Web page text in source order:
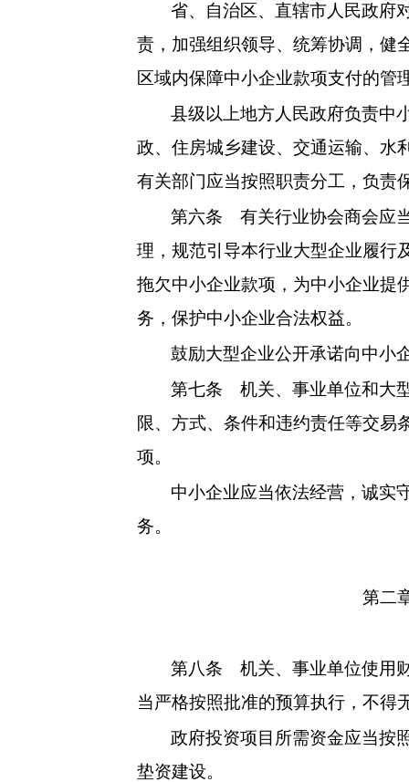
省、自治区、直辖市人民政府
责，加强组织领导、统筹协调，健
区域内保障中小企业款项支付的管
县级以上地方人民政府负责中
政、住房城乡建设、交通运输、水
有关部门应当按照职责分工，负责
第六条 有关行业协会商会应
理，规范引导本行业大型企业履行
拖欠中小企业款项，为中小企业提
务，保护中小企业合法权益。
鼓励大型企业公开承诺向中小
第七条 机关、事业单位和大
限、方式、条件和违约责任等交易
项。
中小企业应当依法经营，诚实
务。
第二
第八条 机关、事业单位使用
当严格按照批准的预算执行， 不得
政府投资项目所需资金应当按
垫资建设。